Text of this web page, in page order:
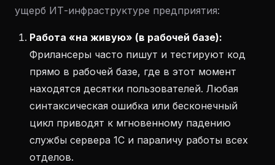
ущерб ИТ-инфраструктуре предприятия:
Работа «на живую» (в рабочей базе):
Фрилансеры часто пишут и тестируют код
прямо в рабочей базе, где в этот момент
находятся десятки пользователей. Любая
синтаксическая ошибка или бесконечный
цикл приводят к мгновенному падению
службы сервера 1С и параличу работы всех
отделов.